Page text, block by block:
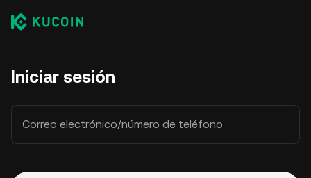
Iniciar sesión
Correo electrónico/número de teléfono